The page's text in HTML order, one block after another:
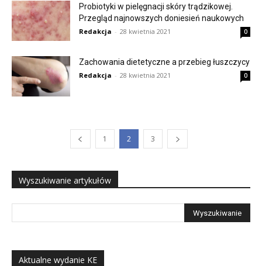
Probiotyki w pielęgnacji skóry trądzikowej.
Przegląd najnowszych doniesień naukowych
Redakcja - 28 kwietnia 2021 0
Zachowania dietetyczne a przebieg łuszczycy
Redakcja - 28 kwietnia 2021 0
1 2 3
Wyszukiwanie artykułów
Aktualne wydanie KE